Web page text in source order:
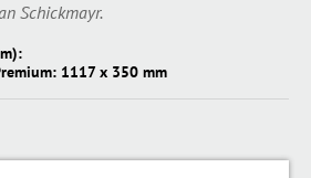
Schickmayr.
1117 x 350 mm